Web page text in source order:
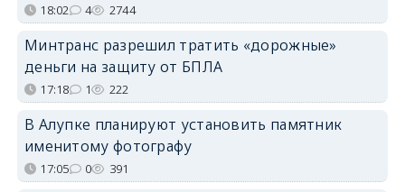
18:02 4 2744
Минтранс разрешил тратить «дорожные»
деньги на защиту от БПЛА
17:18 1 222
В Алупке планируют установить памятник
именитому фотографу
17:05 0 391